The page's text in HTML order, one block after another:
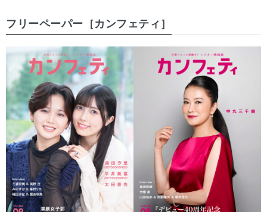
フリーペーパー［カンフェティ］